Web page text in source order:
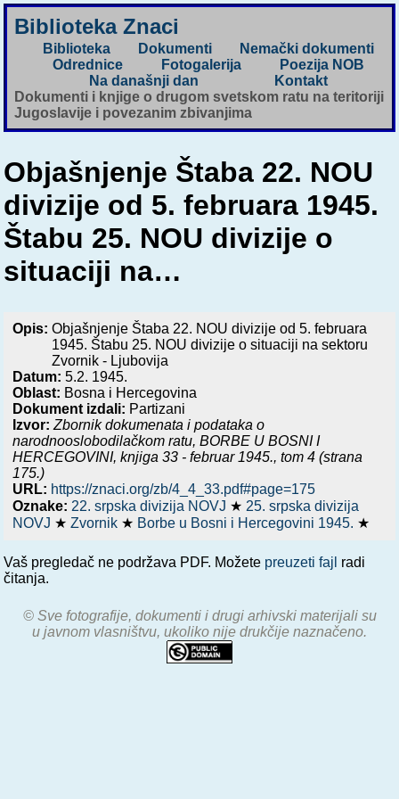
Biblioteka Znaci
Biblioteka Dokumenti
Nemački dokumenti
Odrednice
Fotogalerija
Poezija NOB
Na današnji dan
Kontakt
Dokumenti i knjige o drugom svetskom ratu na teritoriji
Jugoslavije i povezanim zbivanjima
Objašnjenje Štaba 22. NOU
divizije od 5. februara 1945.
Štabu 25. NOU divizije o
situaciji na…
Opis:Objašnjenje Štaba 22. NOU divizije od 5. februara
1945. Štabu 25. NOU divizije o situaciji na sektoru
Zvornik - Ljubovija
Datum:5.2. 1945.
Oblast: Bosna i Hercegovina
Dokument izdali: Partizani
Izvor: Zbornik dokumenata i podataka o
narodnooslobodilačkom ratu,BORBE U BOSNI I
HERCEGOVINI, knjiga 33 - februar 1945., tom 4 (strana
175.)
URL: https://znaci.org/zb/4_4_33.pdf#page=175
Oznake: 22. srpska divizija NOVJ ★ 25. srpska divizija
NOVJ ★Zvornik ★ Borbe u Bosni i Hercegovini 1945. ★
Vaš pregledač ne podržava PDF. Možete preuzeti fajl radi
čitanja.
© Sve fotografije, dokumenti i drugi arhivski materijali su
u javnom vlasništvu, ukoliko nije drukčije naznačeno.